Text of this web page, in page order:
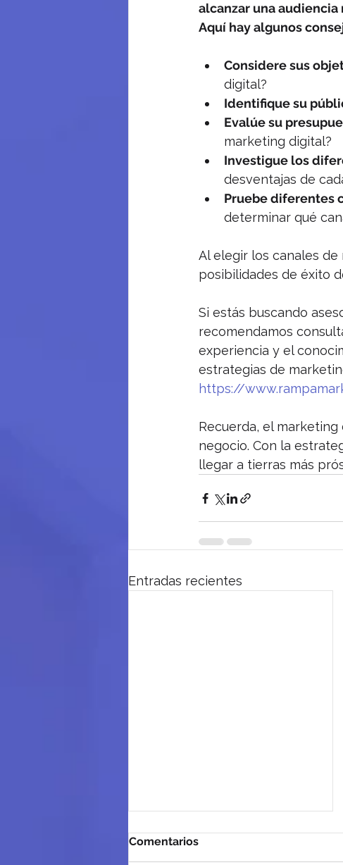
alcanzar una
Aquí hay algunos
Considere sus
digital?
Identifique su
Evalúe su
marketing digital?
Investigue los
desventajas de
Pruebe diferentes
determinar qué
Al elegir los canales de
posibilidades de éxito
Si estás buscando
recomendamos
experiencia y el
estrategias de
https://
Recuerda, el
negocio. Con la
llegar a tierras más
Entradas recientes
Comentarios